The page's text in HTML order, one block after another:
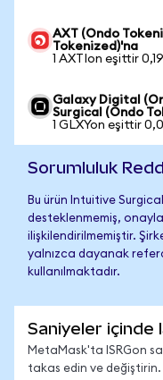
AXT (Ondo
Tokenized)'na
1 AXTIon eşittir
Galaxy Digital
Surgical (Ondo
1 GLXYon eşittir
Sorumluluk
Bu ürün Intuitive
desteklenmemiş,
ilişkilendirilmemiştir.
yalnızca dayanak
kullanılmaktadır.
Saniyeler içinde
MetaMask'ta ISRGon
takas edin ve değiştirin.